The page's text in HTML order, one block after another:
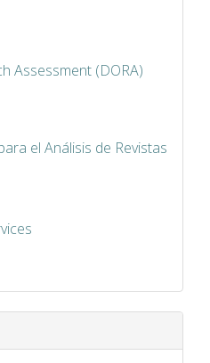
Assessment (DORA)
el Análisis de Revistas